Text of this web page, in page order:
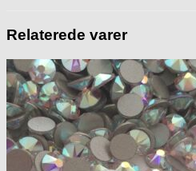
Relaterede varer